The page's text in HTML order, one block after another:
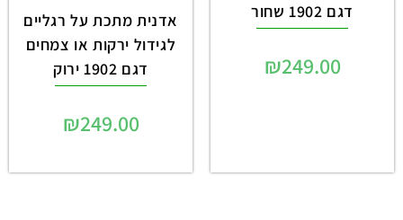
דגם 1902 שחור
₪249.00
אדנית מתכת על רגליים
לגידול ירקות או צמחים
דגם 1902 ירוק
₪249.00